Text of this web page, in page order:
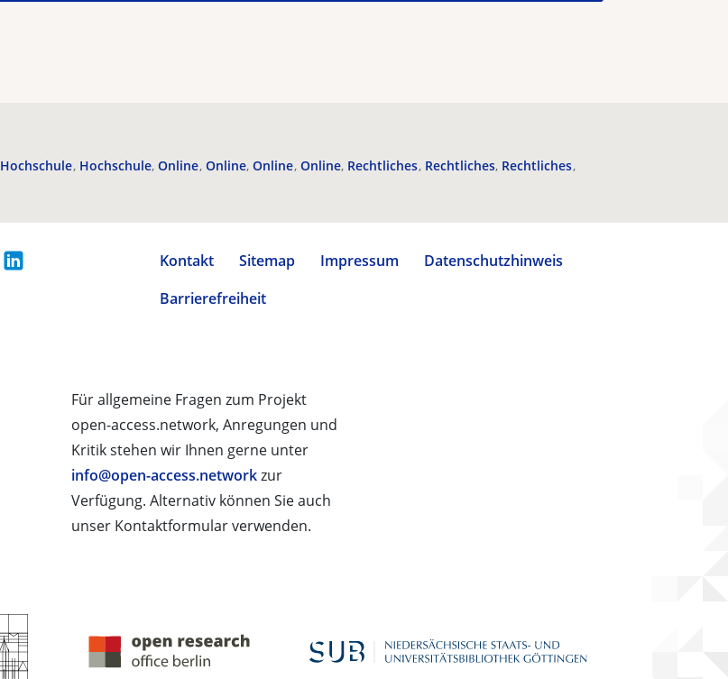
Hochschule Hochschule Online Online Online Online Rechtliches Rechtliches Rechtliches
Kontakt Sitemap Impressum
Datenschutzhinweis
Barrierefreiheit
Für allgemeine Fragen zum Projekt
open-access.network, Anregungen und
Kritik stehen wir Ihnen gerne unter
info@open-access.networkzur
Verfügung. Alternativ können Sie auch
unser Kontaktformular verwenden.